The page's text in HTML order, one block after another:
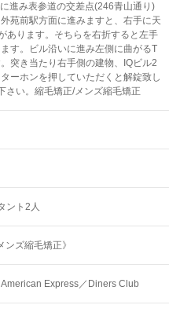
進み表参道の交差点(246青山通り)
苑前駅方面に進みますと、右手に天
あります。そちらを右折すると左手
す。ビル沿いに進み左側に曲がるT
突き当たり右手側の建物、IQビル2
ーホンを押していただくと解錠致し
さい。縮毛矯正/メンズ縮毛矯正
ント2人
ズ縮毛矯正》
Express／Diners Club